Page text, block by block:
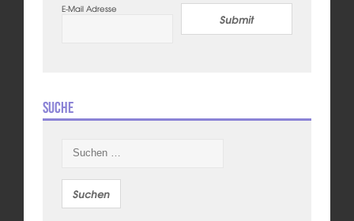
E-Mail Adresse
Submit
Suche
nach: